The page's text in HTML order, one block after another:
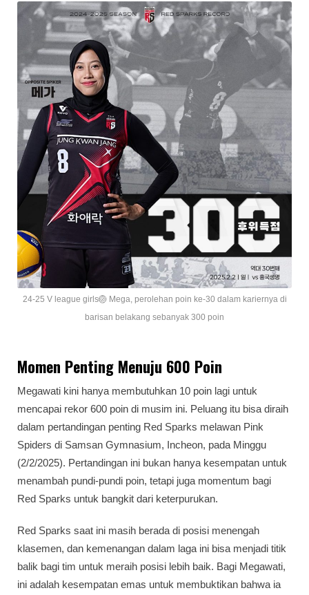
24-25 V league girls🏐 Mega, perolehan poin ke-30 dalam kariernya di
barisan belakang sebanyak 300 poin
Momen Penting Menuju 600 Poin
Megawati kini hanya membutuhkan 10 poin lagi untuk
mencapai rekor 600 poin di musim ini. Peluang itu bisa diraih
dalam pertandingan penting Red Sparks melawan Pink
Spiders di Samsan Gymnasium, Incheon, pada Minggu
(2/2/2025). Pertandingan ini bukan hanya kesempatan untuk
menambah pundi-pundi poin, tetapi juga momentum bagi
Red Sparks untuk bangkit dari keterpurukan.
Red Sparks saat ini masih berada di posisi menengah
klasemen, dan kemenangan dalam laga ini bisa menjadi titik
balik bagi tim untuk meraih posisi lebih baik. Bagi Megawati,
ini adalah kesempatan emas untuk membuktikan bahwa ia